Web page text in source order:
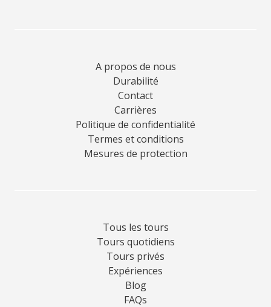
A propos de nous
Durabilité
Contact
Carrières
Politique de confidentialité
Termes et conditions
Mesures de protection
Tous les tours
Tours quotidiens
Tours privés
Expériences
Blog
FAQs